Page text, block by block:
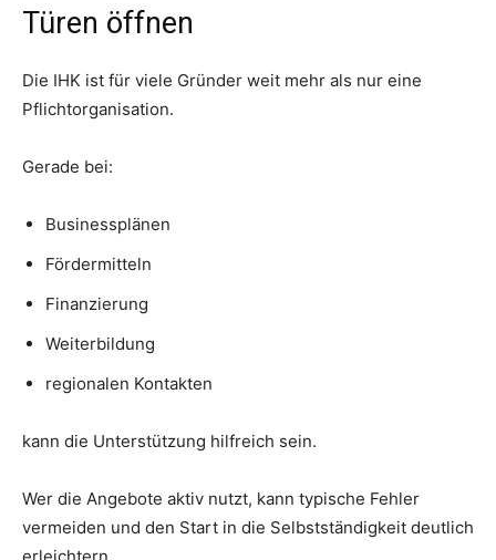
Türen öffnen
Die IHK ist für viele Gründer weit mehr als nur eine
Pflichtorganisation.
Gerade bei:
Businessplänen
Fördermitteln
Finanzierung
Weiterbildung
regionalen Kontakten
kann die Unterstützung hilfreich sein.
Wer die Angebote aktiv nutzt, kann typische Fehler
vermeiden und den Start in die Selbstständigkeit deutlich
erleichtern.